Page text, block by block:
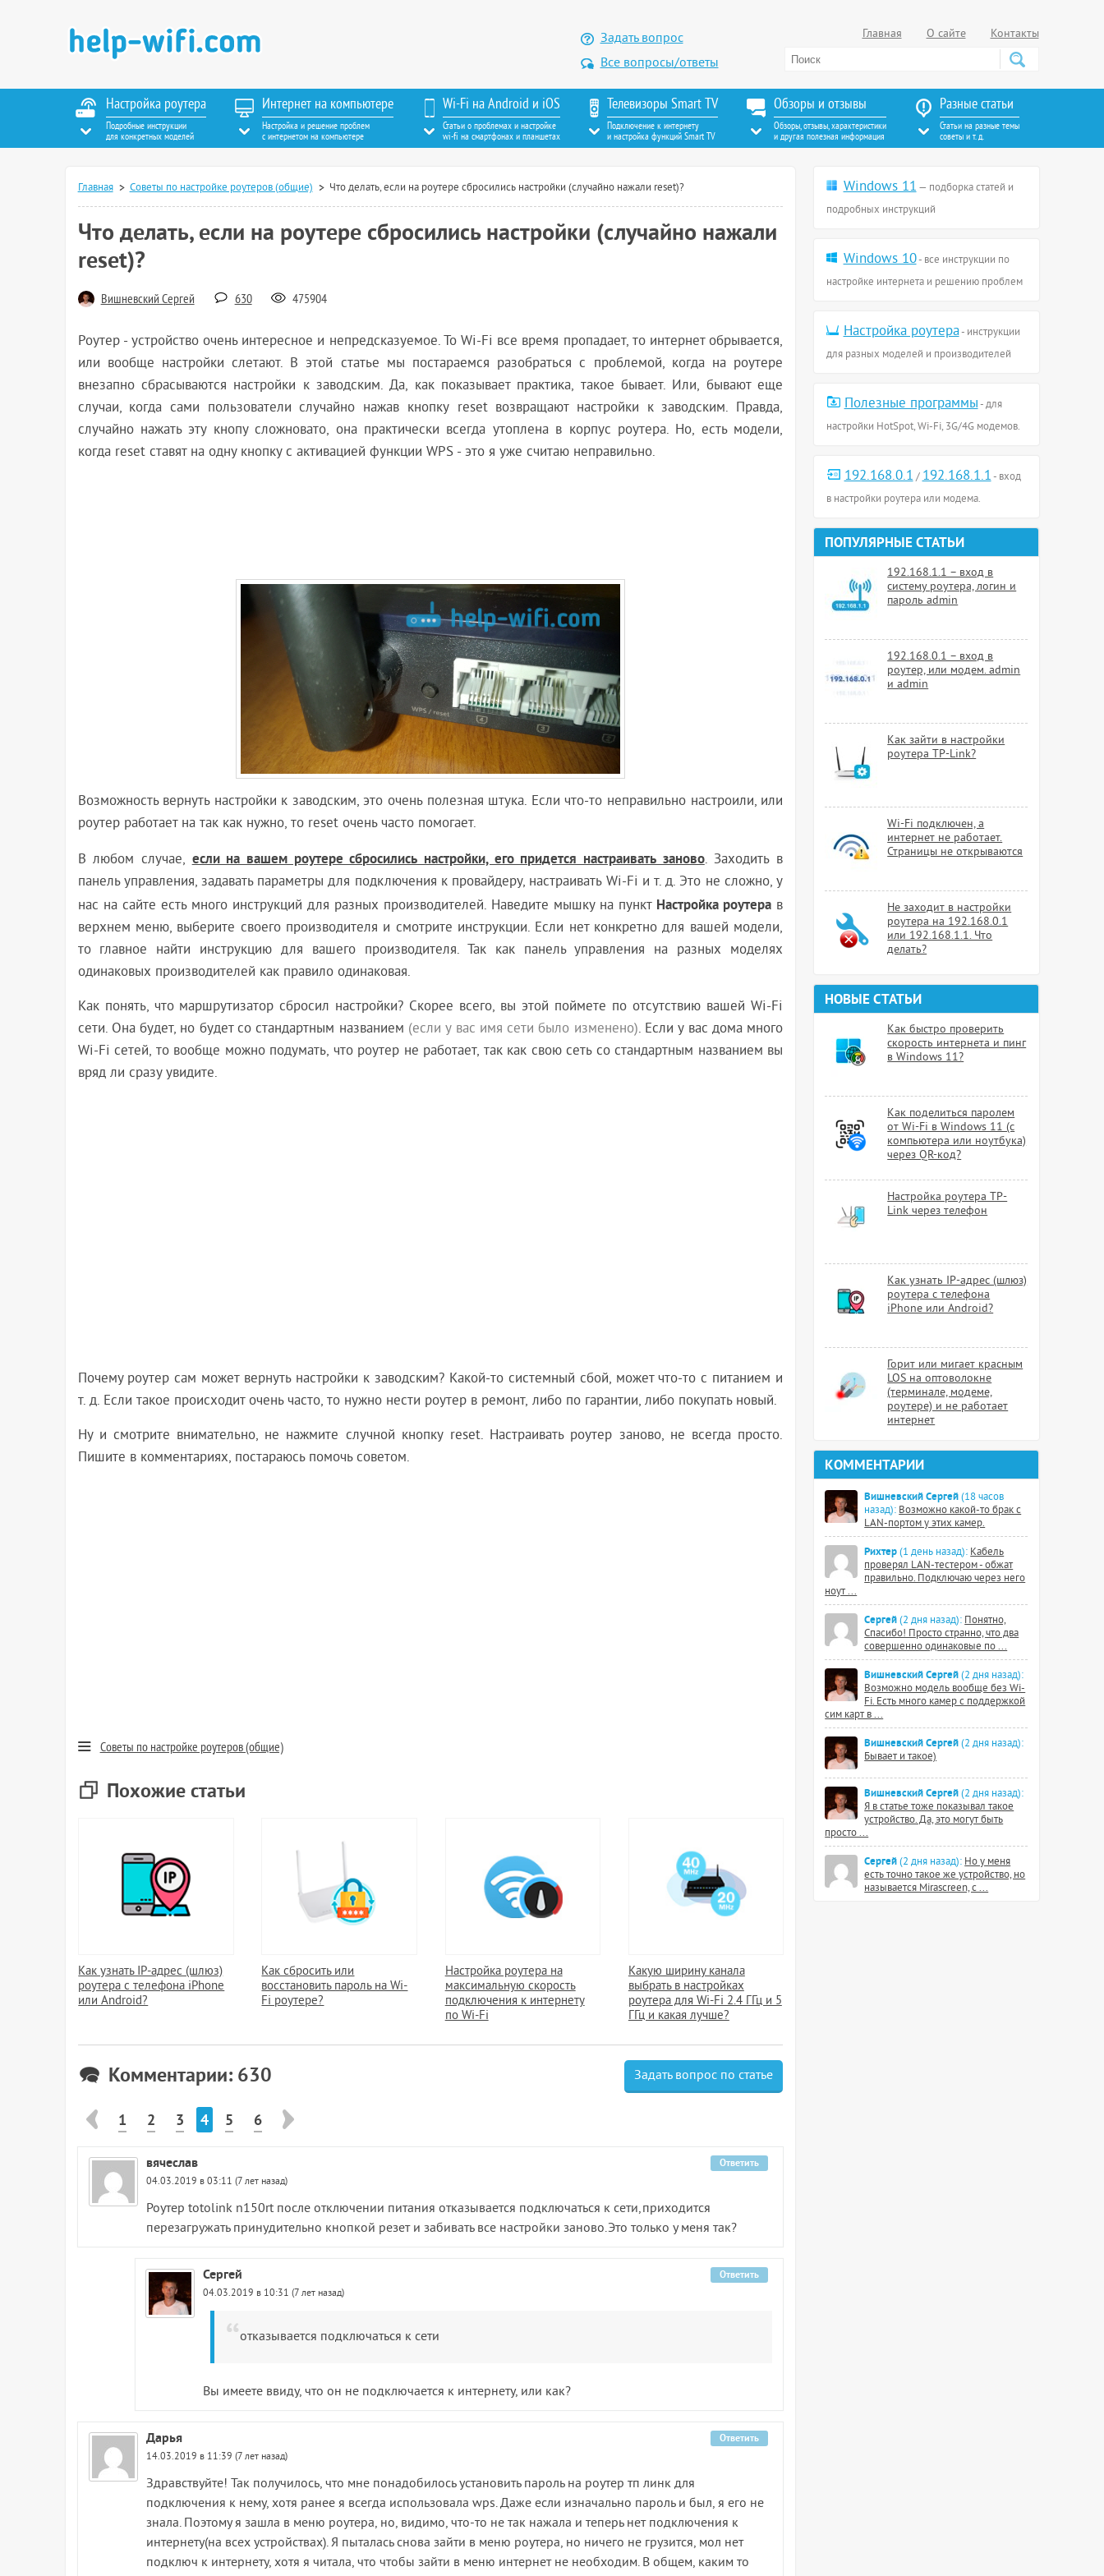
Настройка роутера
Подробные инструкции
для конкретных моделей
Интернет на компьютере
Настройка и решение проблем
с интернетом на компьютере
Wi-Fi на Android и iOS
Статьи о проблемах и настройке
wi-fi на смартфонах и планшетах
Телевизоры Smart TV
Подключение к интернету
и настройка функций Smart TV
Обзоры и отзывы
Обзоры, отзывы, характеристики
и другая полезная информация
Разные статьи
Статьи на разные темы
советы и т. д.
Задать вопрос
Все вопросы/ответы
Главная О сайте Контакты
Главная Советы по настройке роутеров (общие) Что делать, если на роутере сбросились настройки (случайно нажали reset)?
Что делать, если на роутере сбросились настройки (случайно нажали
reset)?
Вишневский Сергей 630 475904
Роутер - устройство очень интересное и непредсказуемое. То Wi-Fi все время пропадает, то интернет обрывается,
или вообще настройки слетают. В этой статье мы постараемся разобраться с проблемой, когда на роутере
внезапно сбрасываются настройки к заводским. Да, как показывает практика, такое бывает. Или, бывают еще
случаи, когда сами пользователи случайно нажав кнопку reset возвращают настройки к заводским. Правда,
случайно нажать эту кнопу сложновато, она практически всегда утоплена в корпус роутера. Но, есть модели,
когда reset ставят на одну кнопку с активацией функции WPS - это я уже считаю неправильно.
Возможность вернуть настройки к заводским, это очень полезная штука. Если что-то неправильно настроили, или
роутер работает на так как нужно, то reset очень часто помогает.
В любом случае,если на вашем роутере сбросились настройки, его придется настраивать заново. Заходить в
панель управления, задавать параметры для подключения к провайдеру, настраивать Wi-Fi и т. д. Это не сложно, у
нас на сайте есть много инструкций для разных производителей. Наведите мышку на пункт Настройка роутера в
верхнем меню, выберите своего производителя и смотрите инструкции. Если нет конкретно для вашей модели,
то главное найти инструкцию для вашего производителя. Так как панель управления на разных моделях
одинаковых производителей как правило одинаковая.
Как понять, что маршрутизатор сбросил настройки? Скорее всего, вы этой поймете по отсутствию вашей Wi-Fi
сети. Она будет, но будет со стандартным названием (если у вас имя сети было изменено). Если у вас дома много
Wi-Fi сетей, то вообще можно подумать, что роутер не работает, так как свою сеть со стандартным названием вы
вряд ли сразу увидите.
Почему роутер сам может вернуть настройки к заводским? Какой-то системный сбой, может что-то с питанием и
т. д. Если такое происходит очень часто, то нужно нести роутер в ремонт, либо по гарантии, либо покупать новый.
Ну и смотрите внимательно, не нажмите случной кнопку reset. Настраивать роутер заново, не всегда просто.
Пишите в комментариях, постараюсь помочь советом.
Советы по настройке роутеров (общие)
Похожие статьи
Как узнать IP-адрес (шлюз)
роутера с телефона iPhone
или Android?
Как сбросить или
восстановить пароль на Wi-
Fi роутере?
Настройка роутера на
максимальную скорость
подключения к интернету
по Wi-Fi
Какую ширину канала
выбрать в настройках
роутера для Wi-Fi 2.4 ГГц и 5
ГГц и какая лучше?
Задать вопрос по статье
Комментарии: 630
1 2 3 4 5 6
вячеслав
04.03.2019 в 03:11 (7 лет назад)
Роутер totolink n150rt после отключении питания отказывается подключаться к сети,приходится
перезагружать принудительно кнопкой резет и забивать все настройки заново.Это только у меня так?
Ответить
Сергей
04.03.2019 в 10:31 (7 лет назад)
отказывается подключаться к сети
Вы имеете ввиду, что он не подключается к интернету, или как?
Ответить
Дарья
14.03.2019 в 11:39 (7 лет назад)
Здравствуйте! Так получилось, что мне понадобилось установить пароль на роутер тп линк для
подключения к нему, хотя ранее я всегда использовала wps. Даже если изначально пароль и был, я его не
знала. Поэтому я зашла в меню роутера, но, видимо, что-то не так нажала и теперь нет подключения к
интернету(на всех устройствах). Я пыталась снова зайти в меню роутера, но ничего не грузится, мол нет
подключ к интернету, хотя я читала, что чтобы зайти в меню интернет не необходим. В общем, каким то
Ответить
Windows 11 — подборка статей и
подробных инструкций
Windows 10- все инструкции по
настройке интернета и решению проблем
Настройка роутера- инструкции
для разных моделей и производителей
Полезные программы- для
настройки HotSpot, Wi-Fi, 3G/4G модемов.
192.168.0.1 /192.168.1.1- вход
в настройки роутера или модема.
ПОПУЛЯРНЫЕ СТАТЬИ
192.168.1.1 – вход в
систему роутера, логин и
пароль admin
192.168.0.1 – вход в
роутер, или модем. admin
и admin
Как зайти в настройки
роутера TP-Link?
Wi-Fi подключен, а
интернет не работает.
Страницы не открываются
Не заходит в настройки
роутера на 192.168.0.1
или 192.168.1.1. Что
делать?
НОВЫЕ СТАТЬИ
Как быстро проверить
скорость интернета и пинг
в Windows 11?
Как поделиться паролем
от Wi-Fi в Windows 11 (с
компьютера или ноутбука)
через QR-код?
Настройка роутера TP-
Link через телефон
Как узнать IP-адрес (шлюз)
роутера с телефона
iPhone или Android?
Горит или мигает красным
LOS на оптоволокне
(терминале, модеме,
роутере) и не работает
интернет
КОММЕНТАРИИ
Вишневский Сергей (18 часов
назад): Возможно какой-то брак с
LAN-портом у этих камер.
Рихтер (1 день назад): Кабель
проверял LAN-тестером - обжат
правильно. Подключаю через него
ноут ...
Сергей (2 дня назад): Понятно,
Спасибо! Просто странно, что два
совершенно одинаковые по ...
Вишневский Сергей (2 дня назад):
Возможно модель вообще без Wi-
Fi. Есть много камер с поддержкой
сим карт в ...
Вишневский Сергей (2 дня назад):
Бывает и такое)
Вишневский Сергей (2 дня назад):
Я в статье тоже показывал такое
устройство. Да, это могут быть
просто ...
Сергей (2 дня назад): Но у меня
есть точно такое же устройство, но
называется Mirascreen, с ...